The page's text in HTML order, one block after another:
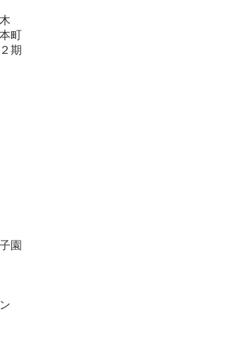
町
期
園